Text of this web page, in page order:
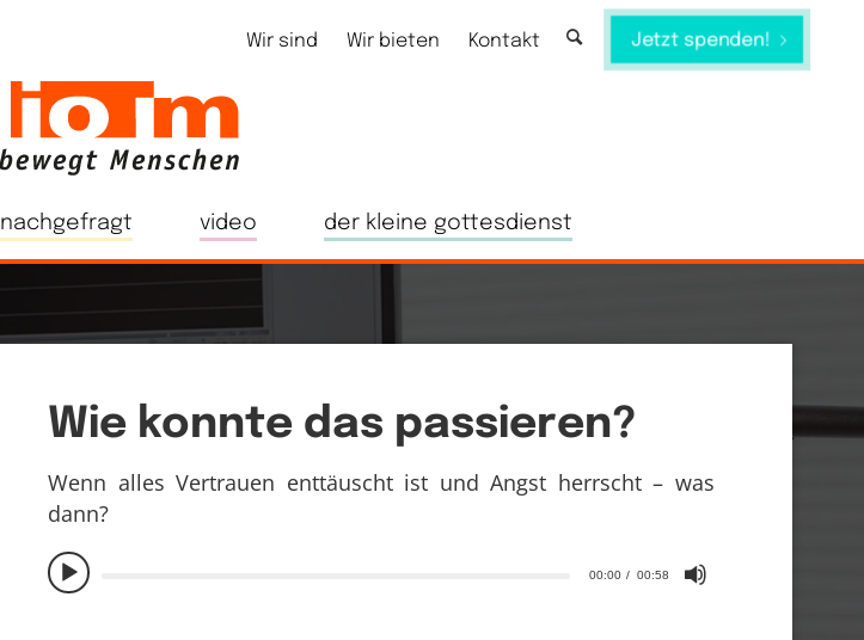
Wir sind Wir bieten Kontakt Jetzt spenden!
nachgefragt video der kleine gottesdienst
Wie konnte das passieren?
00:00 00:58
Wenn alles Vertrauen enttäuscht ist und Angst herrscht – was
dann?